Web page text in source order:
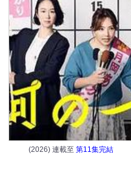
(2026) 連載至 第11集完結